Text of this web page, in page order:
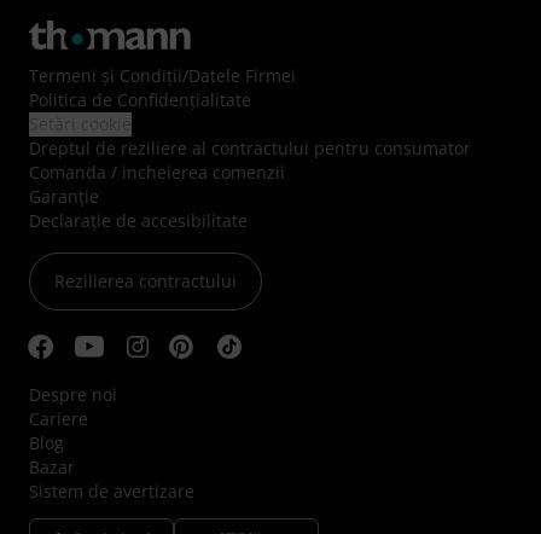
Termeni şi Condiţii/Datele Firmei
Politica de Confidenţialitate
Dreptul de reziliere al contractului pentru consumator
Comanda / incheierea comenzii
Garanție
Declarație de accesibilitate
Rezilierea contractului
Despre noi
Cariere
Blog
Bazar
Sistem de avertizare